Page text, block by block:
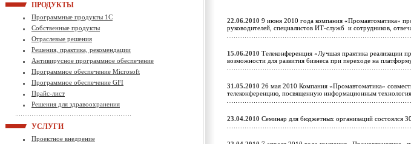
ПРОДУКТЫ
Программные продукты 1С
Собственные продукты
Отраслевые решения
Решения, практика, рекомендации
Антивирусное программное обеспечение
Программное обеспечение Microsoft
Программное обеспечение GFI
Прайс-лист
Решения для здравоохранения
УСЛУГИ
Проектное внедрение
22.06.2010 9 июня 2010 года компания «Промавтоматика»
руководителей, специалистов ИТ-служб и сотрудников,
15.06.2010 Телеконференция «Лучшая практика реализации
возможности для развития бизнеса при переходе на
31.05.2010 26 мая 2010 Компания «Промавтоматика»
телеконференцию, посвященную информационным
23.04.2010 Семинар для бюджетных организаций состоялся